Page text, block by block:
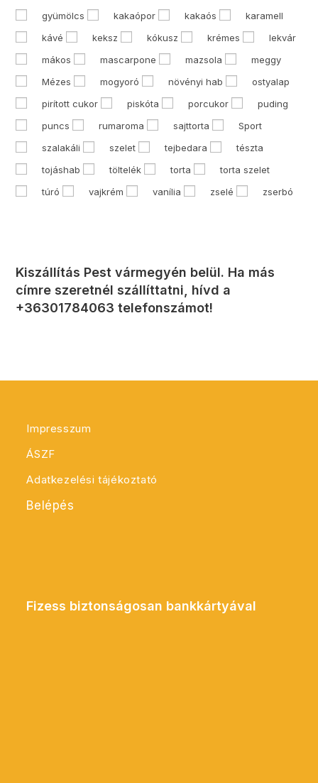
gyümölcs
kakaópor kakaós
karamell
kávé
keksz kókusz krémes
lekvár
mákos
mascarpone mazsola
meggy
Mézes
mogyoró növényi hab
ostyalap
pirított cukor
piskóta porcukor
puding
puncs
rumaroma sajttorta
Sport
szalakáli
szelet tejbedara
tészta
tojáshab
töltelék torta
torta szelet
túró
vajkrém vanília zselé zserbó
Kiszállítás Pest vármegyén belül. Ha más
címre szeretnél szállíttatni, hívd a
+36301784063 telefonszámot!
Impresszum
ÁSZF
Adatkezelési tájékoztató
Belépés
Fizess biztonságosan bankkártyával